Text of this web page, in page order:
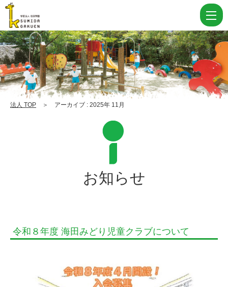
11
月
|
学
校
法
学
園
法人 TOP ＞ アーカイブ : 2025年 11月
お知らせ
令和８年度 海田みどり児童クラブについて